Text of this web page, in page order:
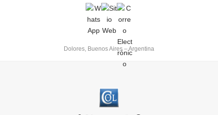
Dolores, Buenos Aires – Argentina